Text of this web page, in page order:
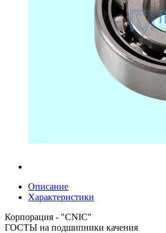
Описание
Характеристики
Корпорация - "CNIC"
ГОСТЫ на подшипники качения